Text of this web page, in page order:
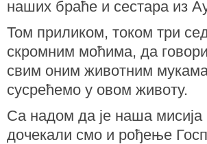
наших браће и сестара из
Том приликом, током три
скромним моћима, да
свим оним животним
сусрећемо у овом животу.
Са надом да је наша
дочекали смо и рођење